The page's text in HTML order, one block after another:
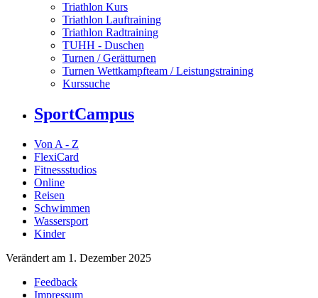
Triathlon Kurs
Triathlon Lauftraining
Triathlon Radtraining
TUHH - Duschen
Turnen / Gerätturnen
Turnen Wettkampfteam / Leistungstraining
Kurssuche
SportCampus
Von A - Z
FlexiCard
Fitnessstudios
Online
Reisen
Schwimmen
Wassersport
Kinder
Verändert am 1. Dezember 2025
Feedback
Impressum